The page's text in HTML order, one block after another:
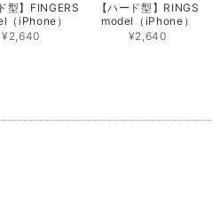
型】FINGERS
（iPhone）
¥2,640
【ハード型】RINGS
model（iPhone）
¥2,640